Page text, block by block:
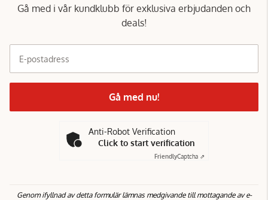
Gå med i vår kundklubb för exklusiva erbjudanden och
deals!
E-postadress
Gå med nu!
Anti-Robot Verification
Click to start verification
FriendlyCaptcha ⇗
Genom ifyllnad av detta formulär lämnas medgivande till mottagande av e-